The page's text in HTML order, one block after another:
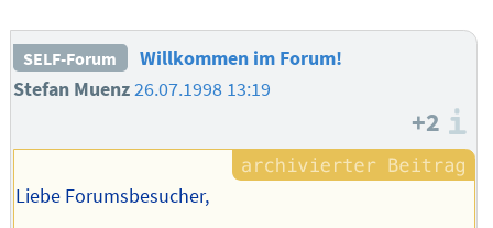
SELF-Forum
Willkommen im Forum!
Stefan Muenz26.07.1998 13:19
+2
Liebe Forumsbesucher,